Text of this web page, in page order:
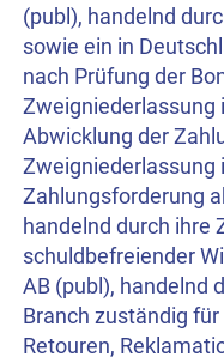
(publ), handelnd
sowie ein in
nach Prüfung der
Zweigniederlassung
Abwicklung der
Zweigniederlassung
Zahlungsforderung
handelnd durch ihre
schuldbefreiender
AB (publ), handelnd
Branch zuständig
Retouren,